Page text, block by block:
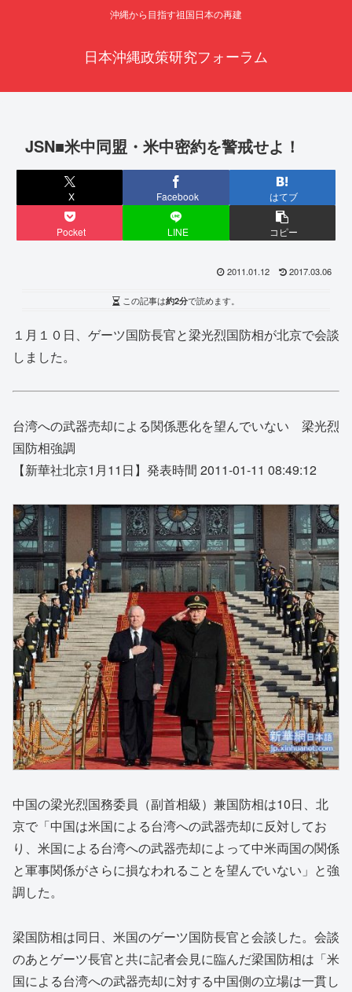
沖縄から目指す祖国日本の再建
日本沖縄政策研究フォーラム
JSN■米中同盟・米中密約を警戒せよ！
X Facebook はてブ
Pocket LINE コピー
2011.01.12 2017.03.06
この記事は約2分で読めます。
１月１０日、ゲーツ国防長官と梁光烈国防相が北京で会談
しました。
台湾への武器売却による関係悪化を望んでいない 梁光烈
国防相強調
【新華社北京1月11日】発表時間 2011-01-11 08:49:12
中国の梁光烈国務委員（副首相級）兼国防相は10日、北
京で「中国は米国による台湾への武器売却に反対してお
り、米国による台湾への武器売却によって中米両国の関係
と軍事関係がさらに損なわれることを望んでいない」と強
調した。
梁国防相は同日、米国のゲーツ国防長官と会談した。会談
のあとゲーツ長官と共に記者会見に臨んだ梁国防相は「米
国による台湾への武器売却に対する中国側の立場は一貫し